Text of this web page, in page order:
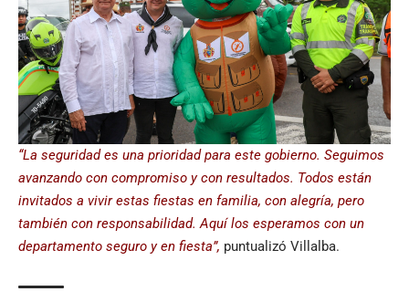
“La seguridad es una prioridad para este gobierno. Seguimos
avanzando con compromiso y con resultados. Todos están
invitados a vivir estas fiestas en familia, con alegría, pero
también con responsabilidad. Aquí los esperamos con un
departamento seguro y en fiesta”, puntualizó Villalba.